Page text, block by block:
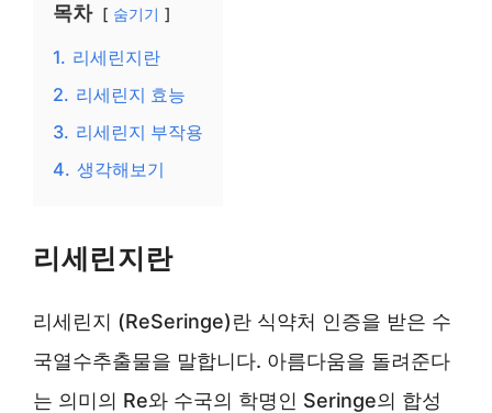
목차 숨기기
1. 리세린지란
2. 리세린지 효능
3. 리세린지 부작용
4. 생각해보기
리세린지란
리세린지 (ReSeringe)란 식약처 인증을 받은 수
국열수추출물을 말합니다. 아름다움을 돌려준다
는 의미의 Re와 수국의 학명인 Seringe의 합성